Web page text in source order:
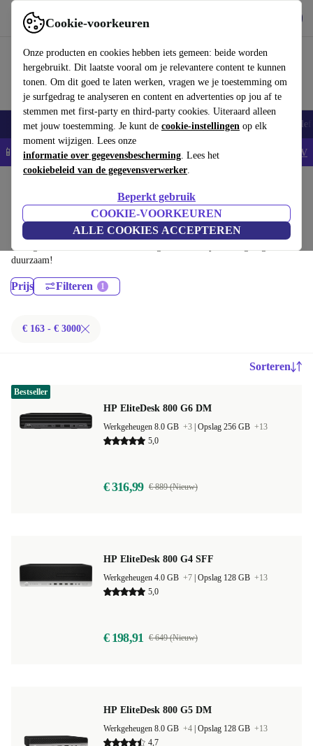
Cookie-voorkeuren
Onze producten en cookies hebben iets gemeen: beide worden
hergebruikt. Dit laatste vooral om je relevantere content te kunnen
tonen. Om dit goed te laten werken, vragen we je toestemming om
je surfgedrag te analyseren en content en advertenties op jou af te
stemmen met first-party en third-party cookies. Uiteraard alleen
met jouw toestemming. Je kunt de cookie-instellingen op elk
moment wijzigen. Lees onze
informatie over gegevensbescherming. Lees het
cookiebeleid van de gegevensverwerker.
Beperkt gebruik
COOKIE-VOORKEUREN
ALLE COOKIES ACCEPTEREN
Gebruik refurbed snel en eenvoudig
Smartphones Laptops Tablets Smartwatches Accessoires
📱5% EXTRA korting op alle iPhones – Code: IPHONEDEAL - AV
HP Desktops:
Gecertificeerd refurbished HP Desktops onder 3000€ – bespaar tot 40%.
30 dagen retourrecht & 12 maanden garantie. Shop vandaag nog
duurzaam!
Prijs Filteren
€ 163 - € 3000
Sorteren
HP EliteDesk 800 G6 DM
Werkgeheugen 8.0 GB +3 Opslag 256 GB +13
5,0
€ 316,99 € 889 (Nieuw)
Bestseller
HP EliteDesk 800 G4 SFF
Werkgeheugen 4.0 GB +7 Opslag 128 GB +13
5,0
€ 198,91 € 649 (Nieuw)
HP EliteDesk 800 G5 DM
Werkgeheugen 8.0 GB +4 Opslag 128 GB +13
4,7